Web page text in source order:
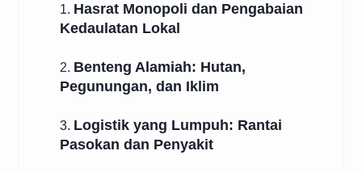
1. Hasrat Monopoli dan Pengabaian
Kedaulatan Lokal
2. Benteng Alamiah: Hutan,
Pegunungan, dan Iklim
3. Logistik yang Lumpuh: Rantai
Pasokan dan Penyakit